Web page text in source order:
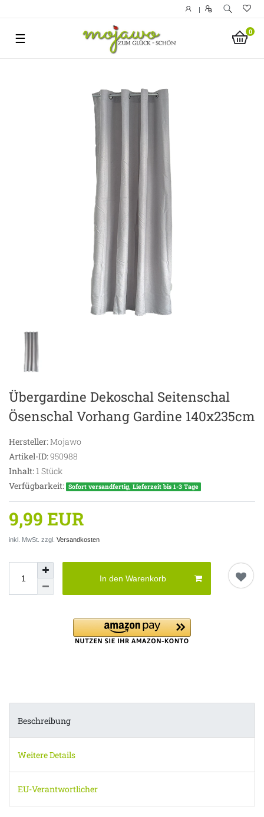
|
0
☰
Übergardine Dekoschal Seitenschal
Ösenschal Vorhang Gardine 140x235cm
Hersteller:Mojawo
Artikel-ID:950988
Inhalt:1 Stück
Verfügbarkeit: Sofort versandfertig, Lieferzeit bis 1-3 Tage
9,99 EUR
inkl. MwSt. zzgl. Versandkosten
In den Warenkorb
Beschreibung
Weitere Details
EU-Verantwortlicher